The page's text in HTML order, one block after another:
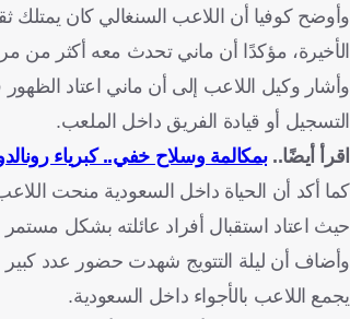
وأوضح كوفيا أن اللاعب السنغالي كان
الأخيرة، مؤكدًا أن ماني تحدث معه أكثر من
وأشار وكيل اللاعب إلى أن ماني اعتاد
التسجيل أو قيادة الفريق داخل الملعب.
اقرأ أيضًا..بمكالمة وسلاح خفي.. كبرياء
كما أكد أن الحياة داخل السعودية منحت
حيث اعتاد استقبال أفراد عائلته بشكل مستمر
وأضاف أن ليلة التتويج شهدت حضور عدد
يجمع اللاعب بالأجواء داخل السعودية.